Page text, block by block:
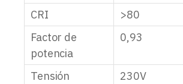
CRI
>80
Factor de
potencia
0,93
Tensión
230V